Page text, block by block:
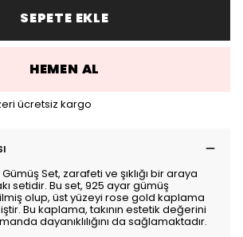
SEPETE EKLE
HEMEN AL
ücretsiz kargo
Set, zarafeti ve şıklığı bir araya
setidir. Bu set, 925 ayar gümüş
olup, üst yüzeyi rose gold kaplama
Bu kaplama, takının estetik değerini
dayanıklılığını da sağlamaktadır.